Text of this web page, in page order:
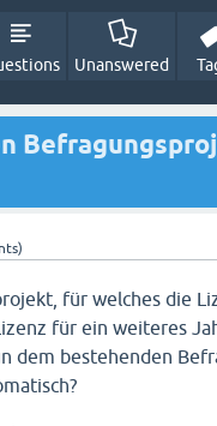
Unanswered
für welches die
für ein weiteres
dem bestehenden